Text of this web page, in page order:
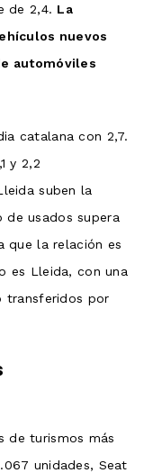
de 2,4. La
nuevos
automóviles
catalana con 2,7.
y 2,2
suben la
usados supera
que la relación es
es Lleida, con una
transferidos por
de turismos más
unidades, Seat